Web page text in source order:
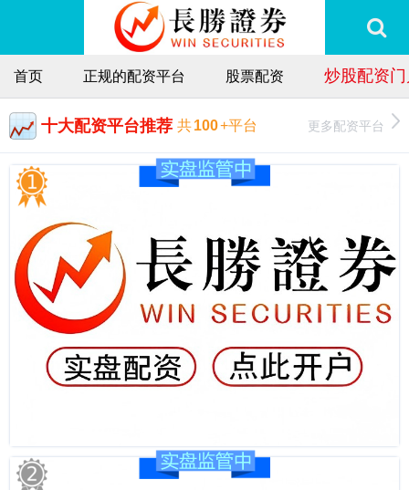
首页 正规的配资平台 股票配资 炒股配资
十大配资平台推荐 共100+平台 更多配资平台